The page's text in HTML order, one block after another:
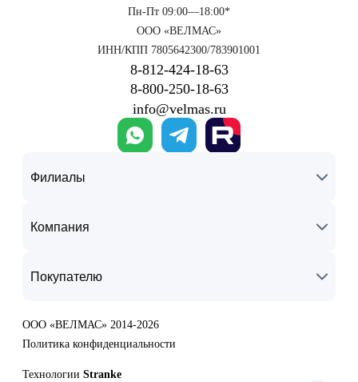
Пн-Пт 09:00—18:00*
ООО «ВЕЛМАС»
ИНН/КПП 7805642300/783901001
8‑812‑424‑18‑63
8‑800‑250‑18‑63
info@velmas.ru
Филиалы
Компания
Покупателю
ООО «ВЕЛМАС» 2014-2026
Политика конфиденциальности
Технологии Stranke